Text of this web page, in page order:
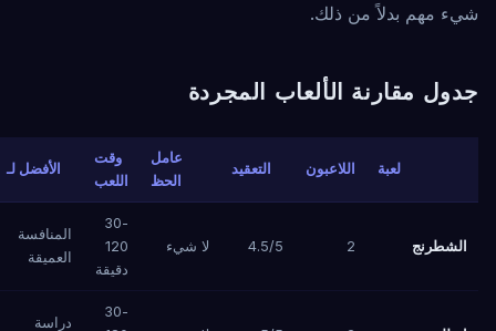
شيء مهم بدلاً من ذلك.
جدول مقارنة الألعاب المجردة
لعبة اللاعبون التعقيد
عامل
الحظ
وقت
اللعب
الأفضل لـ
الشطرنج 2
4.5/5 لا شيء
30-
120
دقيقة
المنافسة
العميقة
30-
دراسة